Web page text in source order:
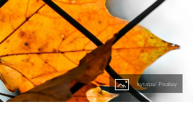
kytalpa/ Pixabay